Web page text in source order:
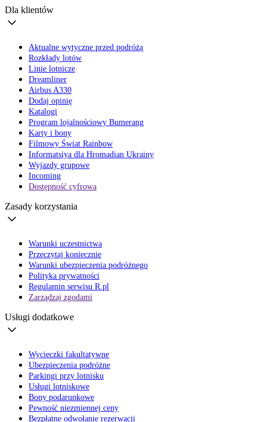
Dla klientów
Aktualne wytyczne przed podróżą
Rozkłady lotów
Linie lotnicze
Dreamliner
Airbus A330
Dodaj opinię
Katalogi
Program lojalnościowy Bumerang
Karty i bony
Filmowy Świat Rainbow
Informatsiya dla Hromadian Ukrainy
Wyjazdy grupowe
Incoming
Dostępność cyfrowa
Zasady korzystania
Warunki uczestnictwa
Przeczytaj koniecznie
Warunki ubezpieczenia podróżnego
Polityka prywatności
Regulamin serwisu R.pl
Zarządzaj zgodami
Usługi dodatkowe
Wycieczki fakultatywne
Ubezpieczenia podróżne
Parkingi przy lotnisku
Usługi lotniskowe
Bony podarunkowe
Pewność niezmiennej ceny
Bezpłatne odwołanie rezerwacji